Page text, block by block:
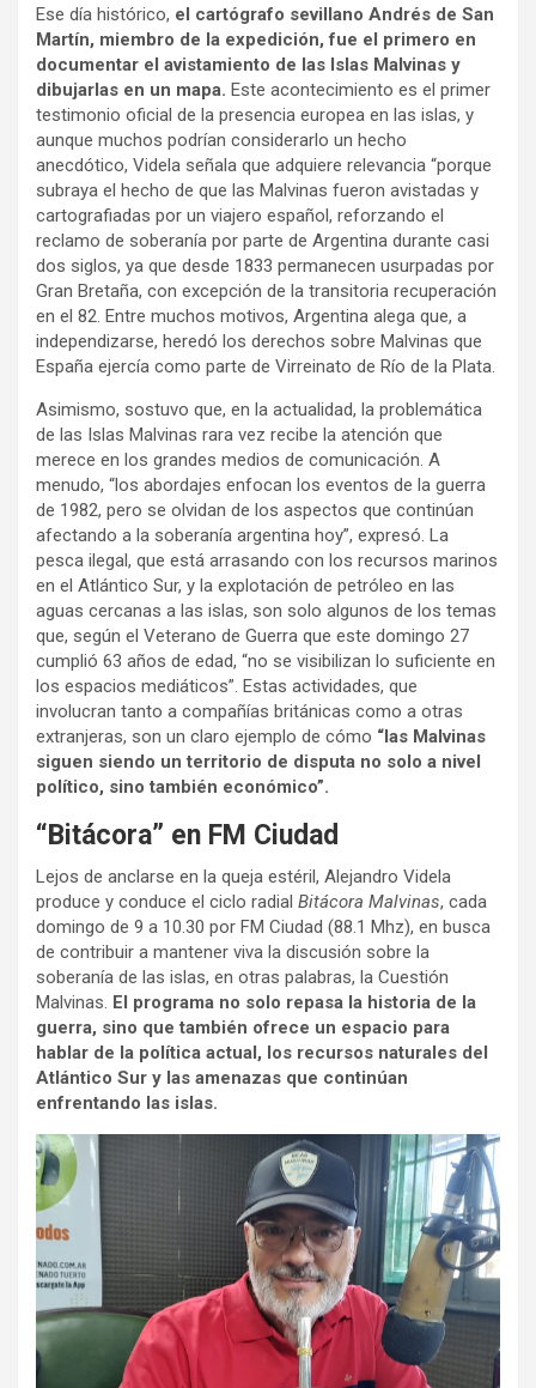
Ese día histórico, el cartógrafo sevillano Andrés de San
Martín, miembro de la expedición, fue el primero en
documentar el avistamiento de las Islas Malvinas y
dibujarlas en un mapa. Este acontecimiento es el primer
testimonio oficial de la presencia europea en las islas, y
aunque muchos podrían considerarlo un hecho
anecdótico, Videla señala que adquiere relevancia “porque
subraya el hecho de que las Malvinas fueron avistadas y
cartografiadas por un viajero español, reforzando el
reclamo de soberanía por parte de Argentina durante casi
dos siglos, ya que desde 1833 permanecen usurpadas por
Gran Bretaña, con excepción de la transitoria recuperación
en el 82. Entre muchos motivos, Argentina alega que, a
independizarse, heredó los derechos sobre Malvinas que
España ejercía como parte de Virreinato de Río de la Plata.
Asimismo, sostuvo que, en la actualidad, la problemática
de las Islas Malvinas rara vez recibe la atención que
merece en los grandes medios de comunicación. A
menudo, “los abordajes enfocan los eventos de la guerra
de 1982, pero se olvidan de los aspectos que continúan
afectando a la soberanía argentina hoy”, expresó. La
pesca ilegal, que está arrasando con los recursos marinos
en el Atlántico Sur, y la explotación de petróleo en las
aguas cercanas a las islas, son solo algunos de los temas
que, según el Veterano de Guerra que este domingo 27
cumplió 63 años de edad, “no se visibilizan lo suficiente en
los espacios mediáticos”. Estas actividades, que
involucran tanto a compañías británicas como a otras
extranjeras, son un claro ejemplo de cómo “las Malvinas
siguen siendo un territorio de disputa no solo a nivel
político, sino también económico”.
“Bitácora” en FM Ciudad
Lejos de anclarse en la queja estéril, Alejandro Videla
produce y conduce el ciclo radial Bitácora Malvinas, cada
domingo de 9 a 10.30 por FM Ciudad (88.1 Mhz), en busca
de contribuir a mantener viva la discusión sobre la
soberanía de las islas, en otras palabras, la Cuestión
Malvinas. El programa no solo repasa la historia de la
guerra, sino que también ofrece un espacio para
hablar de la política actual, los recursos naturales del
Atlántico Sur y las amenazas que continúan
enfrentando las islas.